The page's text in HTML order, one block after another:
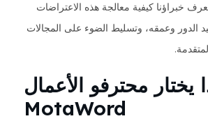
خبراؤنا كيفية معالجة هذه الاعتراضات
الدور وعمقه، وتسليط الضوء على المجالات
يختار محترفو الأعمال
MotaWord